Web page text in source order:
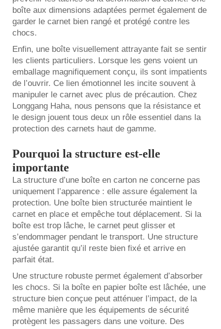
boîte aux dimensions adaptées permet également de
garder le carnet bien rangé et protégé contre les
chocs.
Enfin, une boîte visuellement attrayante fait se sentir
les clients particuliers. Lorsque les gens voient un
emballage magnifiquement conçu, ils sont impatients
de l’ouvrir. Ce lien émotionnel les incite souvent à
manipuler le carnet avec plus de précaution. Chez
Longgang Haha, nous pensons que la résistance et
le design jouent tous deux un rôle essentiel dans la
protection des carnets haut de gamme.
Pourquoi la structure est-elle
importante
La structure d’une boîte en carton ne concerne pas
uniquement l’apparence : elle assure également la
protection. Une boîte bien structurée maintient le
carnet en place et empêche tout déplacement. Si la
boîte est trop lâche, le carnet peut glisser et
s’endommager pendant le transport. Une structure
ajustée garantit qu’il reste bien fixé et arrive en
parfait état.
Une structure robuste permet également d’absorber
les chocs. Si la boîte en papier boîte est lâchée, une
structure bien conçue peut atténuer l’impact, de la
même manière que les équipements de sécurité
protègent les passagers dans une voiture. Des